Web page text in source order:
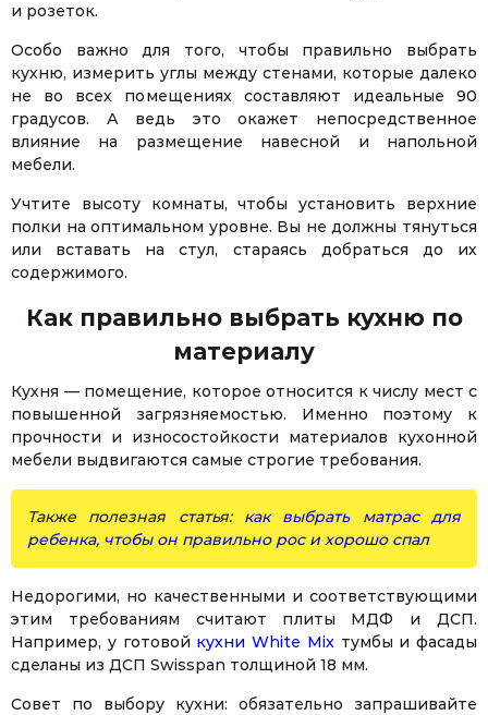
и розеток.
Особо важно для того, чтобы правильно выбрать
кухню, измерить углы между стенами, которые далеко
не во всех помещениях составляют идеальные 90
градусов. А ведь это окажет непосредственное
влияние на размещение навесной и напольной
мебели.
Учтите высоту комнаты, чтобы установить верхние
полки на оптимальном уровне. Вы не должны тянуться
или вставать на стул, стараясь добраться до их
содержимого.
Как правильно выбрать кухню по
материалу
Кухня — помещение, которое относится к числу мест с
повышенной загрязняемостью. Именно поэтому к
прочности и износостойкости материалов кухонной
мебели выдвигаются самые строгие требования.
Также полезная статья:
как выбрать матрас для
ребенка, чтобы он правильно рос и хорошо спал
Недорогими, но качественными и соответствующими
этим требованиям считают плиты МДФ и ДСП.
Например, у готовой кухни White Mixтумбы и фасады
сделаны из ДСП Swisspan толщиной 18 мм.
Совет по выбору кухни: обязательно запрашивайте